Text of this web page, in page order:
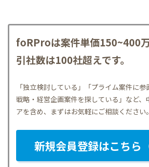
foRProは案件単価150~400
引社数は100社超えです。
「独立検討している」「プライム案件に参
戦略・経営企画案件を探している」など、
アを含め、まずはお気軽にご相談ください。
新規会員登録はこちら